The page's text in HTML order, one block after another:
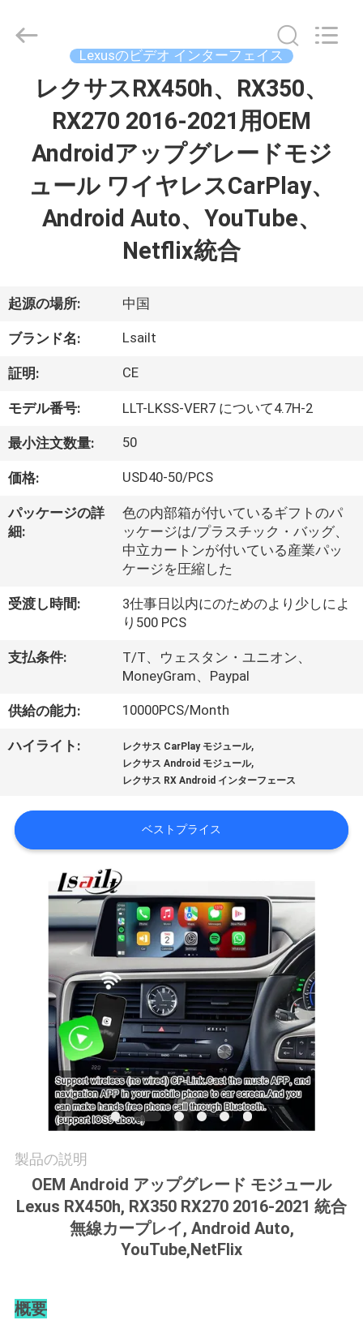
ビ
デ
オ
私
達
に
て
工
場
旅
品
質
な
さ
ニ
Shenzhen
Xinsongxia
Lexusのビデオ インターフェイス
レクサスRX450h、RX350、
RX270 2016-2021用OEM
Androidアップグレードモジ
ュール ワイヤレスCarPlay、
Android Auto、YouTube、
Netflix統合
起源の場所: 中国
ブランド名: Lsailt
証明: CE
モデル番号: LLT-LKSS-VER7 について4.7H-2
最小注文数量: 50
価格: USD40-50/PCS
パッケージの詳
細:
色の内部箱が付いているギフトのパ
ッケージは/プラスチック・バッグ、
中立カートンが付いている産業パッ
ケージを圧縮した
受渡し時間:
3仕事日以内にのためのより少しによ
り500 PCS
支払条件:
T/T、ウェスタン・ユニオン、
MoneyGram、Paypal
供給の能力: 10000PCS/Month
ハイライト: レクサス CarPlay モジュール,
レクサス Android モジュール,
レクサス RX Android インターフェース
ベストプライス
製品の説明
OEM Android アップグレード モジュール
Lexus RX450h, RX350 RX270 2016-2021 統合
無線カープレイ, Android Auto,
YouTube,NetFlix
概要